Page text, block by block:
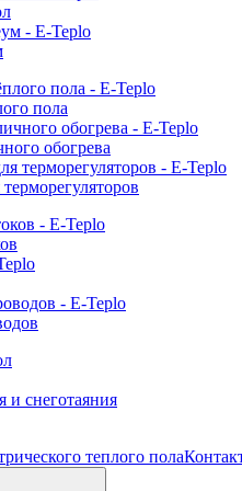
пола
обогрева
и снеготаяния
теплого пола